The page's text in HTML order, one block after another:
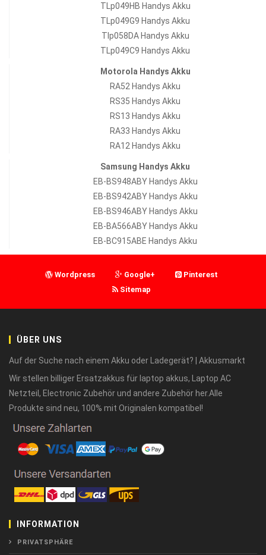
TLp049HB Handys Akku
TLp049G9 Handys Akku
Tlp058DA Handys Akku
TLp049C9 Handys Akku
Motorola Handys Akku
RA52 Handys Akku
RS35 Handys Akku
RS13 Handys Akku
RA33 Handys Akku
RA12 Handys Akku
Samsung Handys Akku
EB-BS948ABY Handys Akku
EB-BS942ABY Handys Akku
EB-BS946ABY Handys Akku
EB-BA566ABY Handys Akku
EB-BC915ABE Handys Akku
Wordpress Google+
Pinterest
Sitemap
ÜBER UNS
Auf der Suche nach einem Akku oder Ladegerät? | Akkusmarkt
Wir stellen billiger Ersatzakkus für laptop akkus, Laptop AC
Netzteil, Electronic Zubehör und andere Zubehör her.Alle
Produkte sind neu, 100% mit Originalen kompatibel!
INFORMATION
PRIVATSPHÄRE